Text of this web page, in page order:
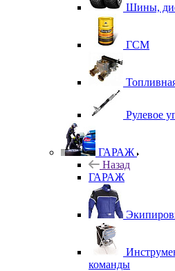
Шины,
ГСМ
Рулевое
ГАРАЖ
Назад
ГАРАЖ
команды